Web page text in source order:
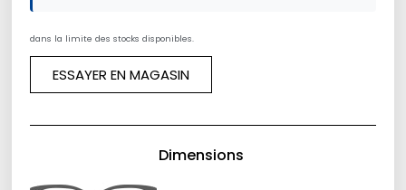
dans la limite des stocks disponibles.
ESSAYER EN MAGASIN
Dimensions